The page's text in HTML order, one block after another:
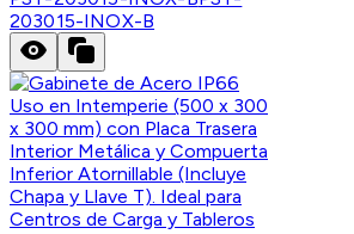
203015-INOX-B